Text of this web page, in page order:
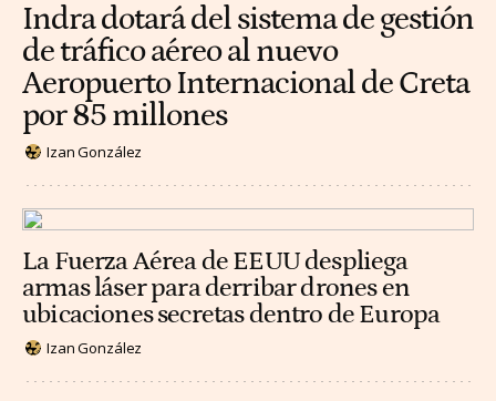
Indra dotará del sistema de gestión
de tráfico aéreo al nuevo
Aeropuerto Internacional de Creta
por 85 millones
Izan González
La Fuerza Aérea de EEUU despliega
armas láser para derribar drones en
ubicaciones secretas dentro de Europa
Izan González